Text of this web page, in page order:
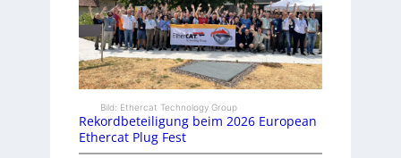
Bild: Ethercat Technology Group
Rekordbeteiligung beim 2026 European
Ethercat Plug Fest